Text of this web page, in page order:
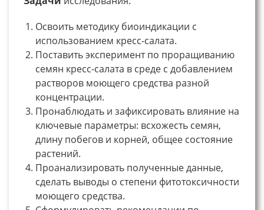
Освоить методику биоиндикации с
использованием кресс-салата.
Поставить эксперимент по проращиванию
семян кресс-салата в среде с добавлением
растворов моющего средства разной
концентрации.
Пронаблюдать и зафиксировать влияние на
ключевые параметры: всхожесть семян,
длину побегов и корней, общее состояние
растений.
Проанализировать полученные данные,
сделать выводы о степени фитотоксичности
моющего средства.